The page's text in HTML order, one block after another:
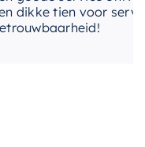
inricht of gewoon
om uw huidige
dikke tien voor